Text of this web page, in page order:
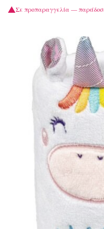
Σε προπαραγγελία —